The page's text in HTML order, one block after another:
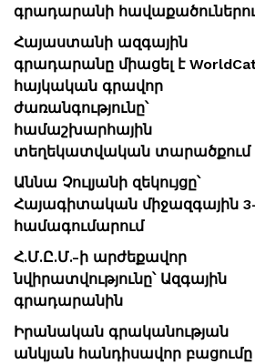
գրադարանի
Հայաստանի ազգային
գրադարանը միացել է
հայկական գրավոր
ժառանգությունը՝
համաշխարհային
տեղեկատվական տարածքում
Աննա Չուլյանի զեկույցը՝
Հայագիտական միջազգային
համագումարում
Հ.Մ.Ը.Մ.-ի արժեքավոր
նվիրատվությունը՝ Ազգային
գրադարանին
Իրանական գրականության
անկյան հանդիսավոր բացումը